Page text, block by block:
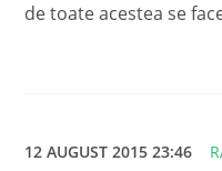
de toate acestea se
12 AUGUST 2015 23:46